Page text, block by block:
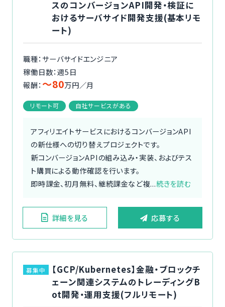
スのコンバージョンAPI開発・検証に
おけるサーバサイド開発支援(基本リモ
ート)
職種：サーバサイドエンジニア
稼働日数：週5日
報酬： 〜80万円／月
リモート可 自社サービスがある
アフィリエイトサービスにおけるコンバージョンAPI
の新仕様への切り替えプロジェクトです。
新コンバージョンAPIの組み込み・実装、およびテス
ト購買による動作確認を行います。
即時課金、初月無料、継続課金など複...続きを読む
詳細を見る 応募する
募集中
【GCP/Kubernetes】金融・ブロックチ
ェーン関連システムのトレーディングB
ot開発・運用支援(フルリモート)